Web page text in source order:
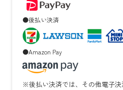
●後払い決済
●Amazon Pay
※後払い決済では、その他電子